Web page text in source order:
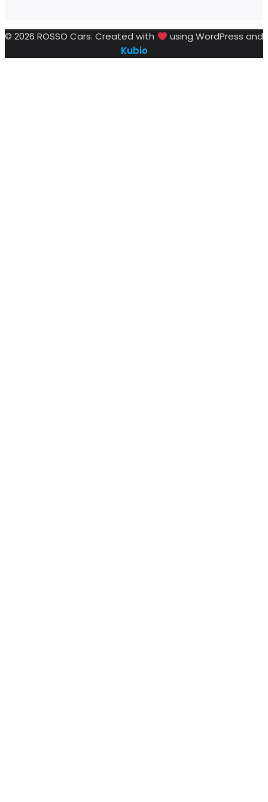
© 2026 ROSSO Cars. Created with
using WordPress and
Kubio